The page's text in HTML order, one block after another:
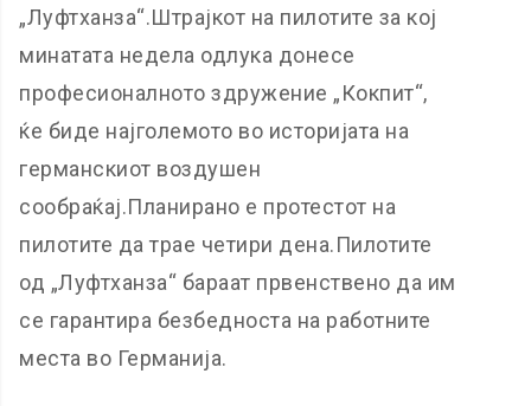
„Луфтханза“.Штрајкот на пилотите за кој
минатата недела одлука донесе
професионалното здружение „Кокпит“,
ќе биде најголемото во историјата на
германскиот воздушен
сообраќај.Планирано е протестот на
пилотите да трае четири дена.Пилотите
од „Луфтханза“ бараат првенствено да им
се гарантира безбедноста на работните
места во Германија.